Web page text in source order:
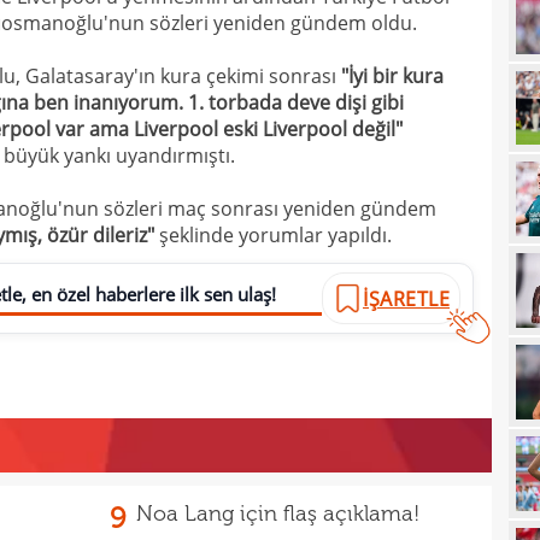
sözleri yeniden gündem oldu.
Galatasaray'ın kura çekimi sonrası "İyi bir kura
ben inanıyorum. 1. torbada deve dişi gibi
var ama Liverpool eski Liverpool değil"
yankı uyandırmıştı.
sözleri maç sonrası yeniden gündem
özür dileriz"şeklinde yorumlar yapıldı.
en özel haberlere ilk sen ulaş! İŞARETLE
9 Noa Lang için flaş açıklama!